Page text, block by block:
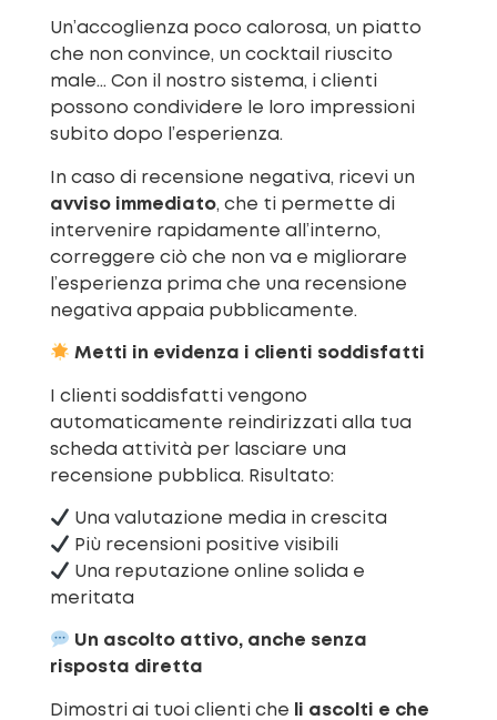
Un’accoglienza poco calorosa, un piatto
che non convince, un cocktail riuscito
male… Con il nostro sistema, i clienti
possono condividere
le loro impressioni
subito dopo l’esperienza.
In caso di recensione negativa, ricevi un
avviso immediato, che ti permette di
intervenire rapidamente all’interno,
correggere ciò che non va e migliorare
l’esperienza prima che una recensione
negativa appaia pubblicamente.
Metti in evidenza i clienti soddisfatti
I clienti soddisfatti vengono
automaticamente reindirizzati alla tua
scheda attività per lasciare una
recensione pubblica. Risultato:
Una valutazione media in crescita
Più recensioni positive visibili
Una reputazione online solida e
meritata
Un ascolto attivo, anche senza
risposta diretta
Dimostri ai tuoi clienti che
li ascolti e che